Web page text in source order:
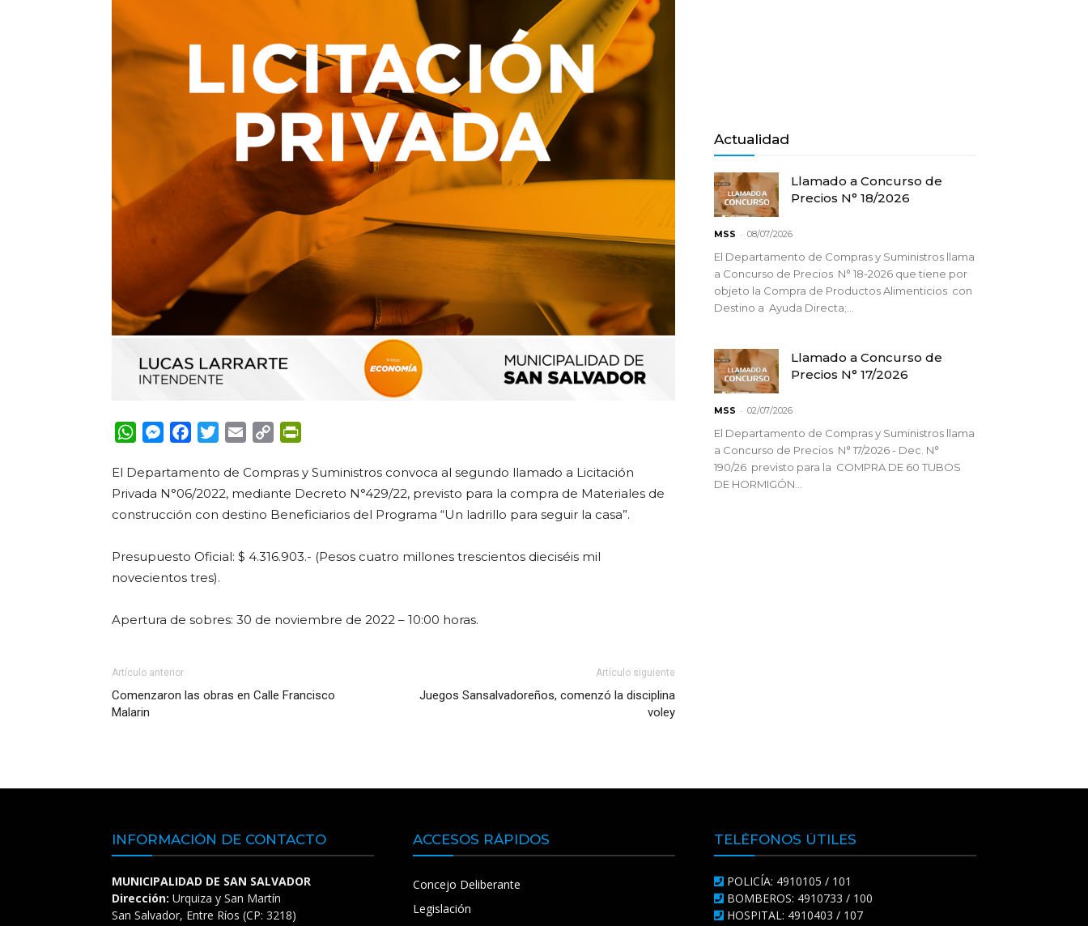
WhatsApp
Messenger
FacebookTwitterEmail Copy
El Departamento de Compras y Suministros convoca al segundo llamado a Licitación
Privada N°06/2022, mediante Decreto N°429/22, previsto para la compra de Materiales de
construcción con destino Beneficiarios del Programa “Un ladrillo para seguir la casa”.
Presupuesto Oficial: $ 4.316.903.- (Pesos cuatro millones trescientos dieciséis mil
novecientos tres).
Apertura de sobres: 30 de noviembre de 2022 – 10:00 horas.
Artículo anterior
Comenzaron las obras en Calle Francisco
Malarin
Artículo siguiente
Juegos Sansalvadoreños, comenzó la disciplina
voley
Actualidad
Llamado a Concurso de
Precios N° 18/2026
MSS - 08/07/2026
El Departamento de Compras y Suministros llama
a Concurso de Precios N° 18-2026 que tiene por
objeto la Compra de Productos Alimenticios con
Destino a Ayuda Directa;...
Llamado a Concurso de
Precios N° 17/2026
MSS - 02/07/2026
El Departamento de Compras y Suministros llama
a Concurso de Precios N° 17/2026 - Dec. N°
190/26 previsto para la COMPRA DE 60 TUBOS
DE HORMIGÓN...
INFORMACIÓN DE CONTACTO
MUNICIPALIDAD DE SAN SALVADOR
Dirección: Urquiza y San Martín
San Salvador, Entre Ríos (CP: 3218)
ACCESOS RÁPIDOS
Concejo Deliberante
Legislación
TELÉFONOS ÚTILES
POLICÍA: 4910105 / 101
BOMBEROS: 4910733 / 100
HOSPITAL: 4910403 / 107